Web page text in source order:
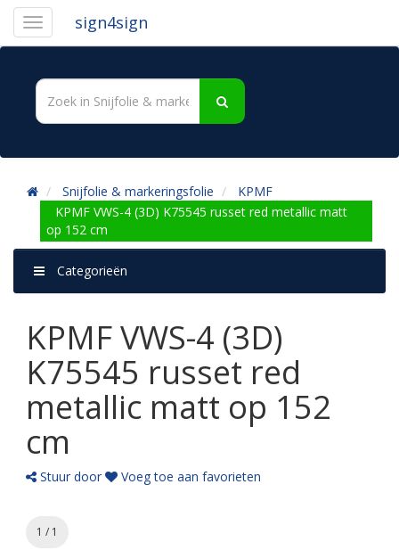
sign4sign
Snijfolie & markeringsfolie
KPMF
KPMF VWS-4 (3D) K75545 russet red metallic matt
op 152 cm
Categorieën
KPMF VWS-4 (3D)
K75545 russet red
metallic matt op 152
cm
Stuur door Voeg toe aan favorieten
1 / 1